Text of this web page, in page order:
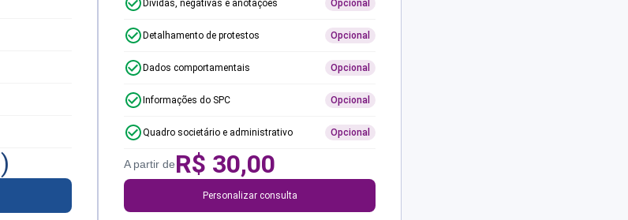
)
Dívidas, negativas e anotações Opcional
Detalhamento de protestos Opcional
Dados comportamentais Opcional
Informações do SPC Opcional
Quadro societário e administrativo Opcional
A partir deR$ 30,00
Personalizar consulta